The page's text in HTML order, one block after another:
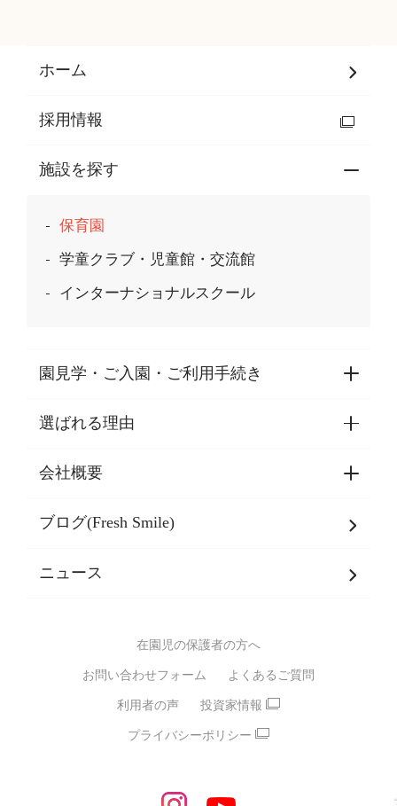
ホーム
採用情報
施設を探す
保育園
学童クラブ・児童館・交流館
インターナショナルスクール
園見学・ご入園・ご利用手続き
園見学・ご入園・ご利用手続き
東京都認証保育所空き状況
選ばれる理由
選ばれる理由一覧
乳児期・幼児期・
バイリンガル保育園
スポーツ保育園
モンテッソーリ式保育園
STEAMS保育・学童
えいご
会社概要
会社概要
SDGsについて
ブログ(Fresh Smile)
ニュース
在園児の保護者の方へ
お問い合わせフォーム よくあるご質問
利用者の声 投資家情報
プライバシーポリシー